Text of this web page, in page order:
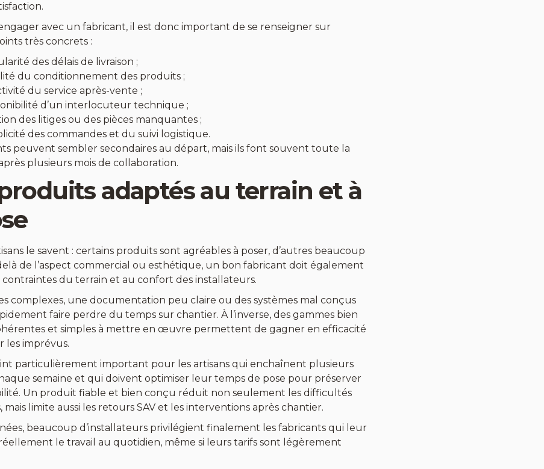
avec un fabricant, il est donc important de se renseigner sur
très concrets :
des délais de livraison ;
du conditionnement des produits ;
du service après-vente ;
d’un interlocuteur technique ;
des litiges ou des pièces manquantes ;
des commandes et du suivi logistique.
peuvent sembler secondaires au départ, mais ils font souvent toute la
plusieurs mois de collaboration.
adaptés au terrain et à
le savent : certains produits sont agréables à poser, d’autres beaucoup
de l’aspect commercial ou esthétique, un bon fabricant doit également
contraintes du terrain et au confort des installateurs.
complexes, une documentation peu claire ou des systèmes mal conçus
faire perdre du temps sur chantier. À l’inverse, des gammes bien
et simples à mettre en œuvre permettent de gagner en efficacité
les imprévus.
particulièrement important pour les artisans qui enchaînent plusieurs
semaine et qui doivent optimiser leur temps de pose pour préserver
Un produit fiable et bien conçu réduit non seulement les difficultés
mais limite aussi les retours SAV et les interventions après chantier.
beaucoup d’installateurs privilégient finalement les fabricants qui leur
le travail au quotidien, même si leurs tarifs sont légèrement